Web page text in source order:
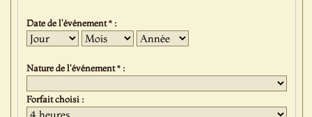
Date de l'événement * :
Jour Mois Année
Nature de l'événement * :
Forfait choisi :